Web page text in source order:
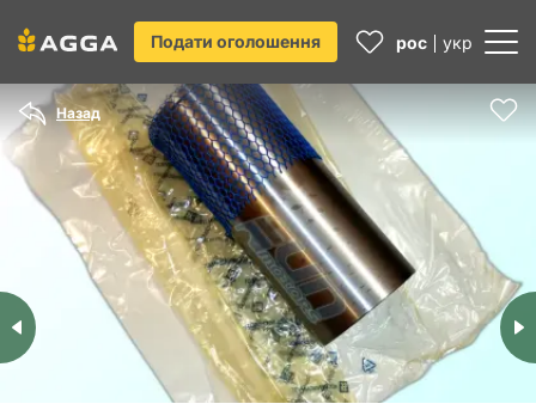
Подати оголошення рос укр
Назад